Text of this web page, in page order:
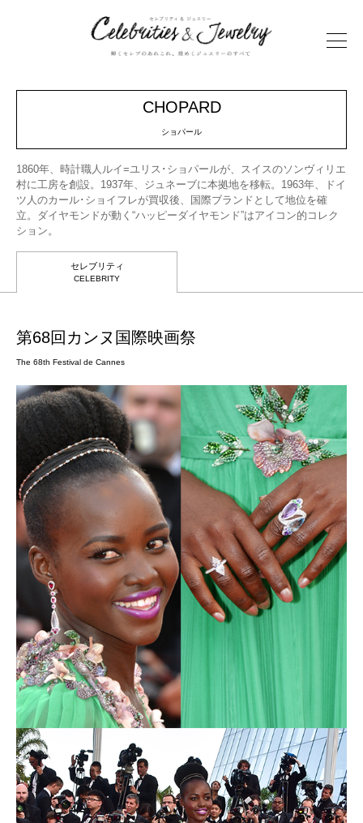
CHOPARD
ショパール
1860年、時計職人ルイ=ユリス･ショパールが、スイスのソンヴィリエ
村に工房を創設。1937年、ジュネーブに本拠地を移転。1963年、ドイ
ツ人のカール･ショイフレが買収後、国際ブランドとして地位を確
立。ダイヤモンドが動く“ハッピーダイヤモンド”はアイコン的コレク
ション。
セレブリティ
CELEBRITY
第68回カンヌ国際映画祭
The 68th Festival de Cannes